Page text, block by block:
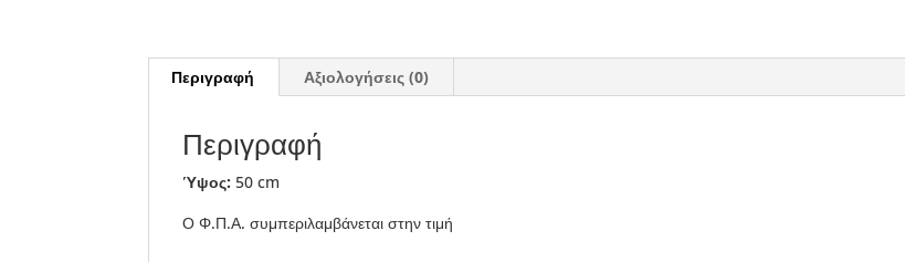
Περιγραφή Αξιολογήσεις (0)
Περιγραφή
Ύψος: 50 cm
Ο Φ.Π.Α. συμπεριλαμβάνεται στην τιμή